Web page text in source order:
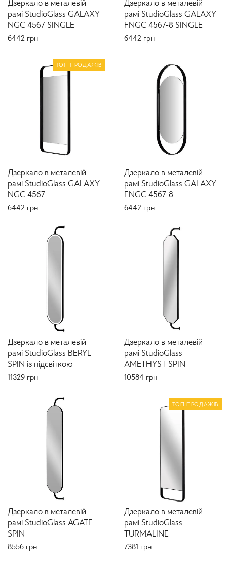
Дзеркало в металевій
рамі StudioGlass GALAXY
NGC 4567 SINGLE
6442 грн
Дзеркало в металевій
рамі StudioGlass GALAXY
FNGC 4567-8 SINGLE
6442 грн
ТОП ПРОДАЖІВ
Дзеркало в металевій
рамі StudioGlass GALAXY
NGC 4567
6442 грн
Дзеркало в металевій
рамі StudioGlass GALAXY
FNGC 4567-8
6442 грн
Дзеркало в металевій
рамі StudioGlass BERYL
SPIN із підсвіткою
11329 грн
Дзеркало в металевій
рамі StudioGlass
AMETHYST SPIN
10584 грн
Дзеркало в металевій
рамі StudioGlass AGATE
SPIN
8556 грн
ТОП ПРОДАЖІВ
Дзеркало в металевій
рамі StudioGlass
TURMALINE
7381 грн